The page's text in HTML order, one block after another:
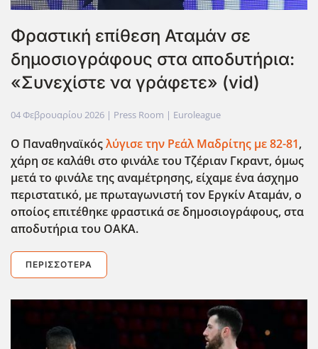
Φραστική επίθεση Αταμάν σε
δημοσιογράφους στα αποδυτήρια:
«Συνεχίστε να γράφετε» (vid)
04 Φεβρουαρίου 2026 | Press Room | Euroleague
Ο Παναθηναϊκόςλύγισε την Ρεάλ Μαδρίτης με 82-81,
χάρη σε καλάθι στο φινάλε του Τζέριαν Γκραντ, όμως
μετά το φινάλε της αναμέτρησης, είχαμε ένα άσχημο
περιστατικό, με πρωταγωνιστή τον Εργκίν Αταμάν, ο
οποίος επιτέθηκε φραστικά σε δημοσιογράφους, στα
αποδυτήρια του ΟΑΚΑ.
ΠΕΡΙΣΣΌΤΕΡΑ